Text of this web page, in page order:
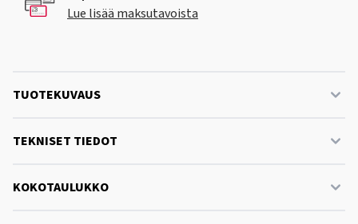
Lue lisää maksutavoista
TUOTEKUVAUS
TEKNISET TIEDOT
KOKOTAULUKKO